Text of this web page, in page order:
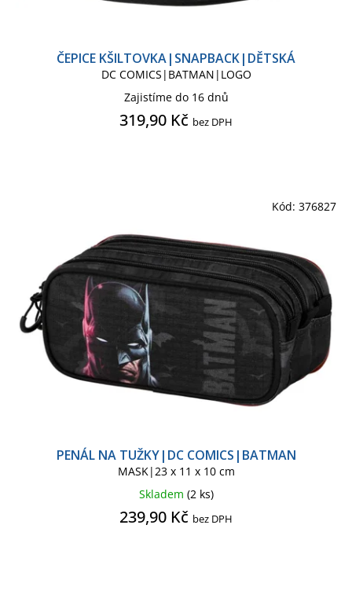
Nádobí do kuchyně
Oblečení kalhoty tepláky
Plakát
Podložka pod myš Pokladnička
Přívěsek - klíčenka
Prostírání na stůl Puzzle
Pytlík na záda, gym bag Ručník
Sety školních potřeb
ČEPICE KŠILTOVKA|SNAPBACK|DĚTSKÁ
DC COMICS|BATMAN|LOGO
Zajistíme do 16 dnů
319,90 Kč bez DPH
PENÁL NA TUŽKY|DC COMICS|BATMAN
MASK|23 x 11 x 10 cm
Skladem (2 ks)
239,90 Kč bez DPH
Kód: 376827